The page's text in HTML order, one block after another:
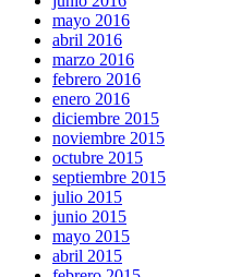
mayo 2016
abril 2016
marzo 2016
febrero 2016
enero 2016
diciembre 2015
noviembre 2015
octubre 2015
septiembre 2015
julio 2015
junio 2015
mayo 2015
abril 2015